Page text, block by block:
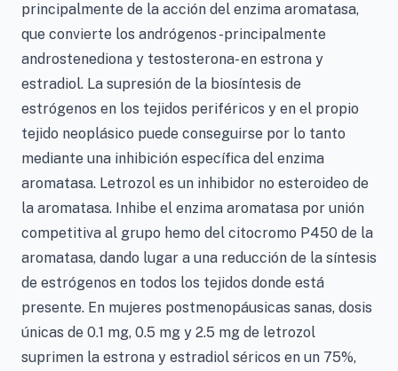
principalmente de la acción del enzima aromatasa,
que convierte los andrógenos -principalmente
androstenediona y testosterona- en estrona y
estradiol. La supresión de la biosíntesis de
estrógenos en los tejidos periféricos y en el propio
tejido neoplásico puede conseguirse por lo tanto
mediante una inhibición específica del enzima
aromatasa. Letrozol es un inhibidor no esteroideo de
la aromatasa. Inhibe el enzima aromatasa por unión
competitiva al grupo hemo del citocromo P450 de la
aromatasa, dando lugar a una reducción de la síntesis
de estrógenos en todos los tejidos donde está
presente. En mujeres postmenopáusicas sanas, dosis
únicas de 0.1 mg, 0.5 mg y 2.5 mg de letrozol
suprimen la estrona y estradiol séricos en un 75%,